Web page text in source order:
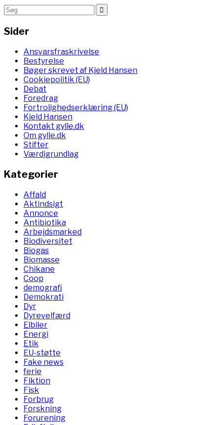
Sider
Ansvarsfraskrivelse
Bestyrelse
Bøger skrevet af Kjeld Hansen
Cookiepolitik (EU)
Debat
Foredrag
Fortrolighedserklæring (EU)
Kjeld Hansen
Kontakt gylle.dk
Om gylle.dk
Stifter
Værdigrundlag
Kategorier
Affald
Aktindsigt
Annonce
Antibiotika
Arbejdsmarked
Biodiversitet
Biogas
Biomasse
Chikane
Coop
demografi
Demokrati
Dyr
Dyrevelfærd
Elbiler
Energi
Etik
EU-støtte
Fake news
ferie
Fiktion
Fisk
Forbrug
Forskning
Forurening